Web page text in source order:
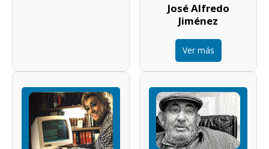
José Alfredo
Jiménez
Ver más